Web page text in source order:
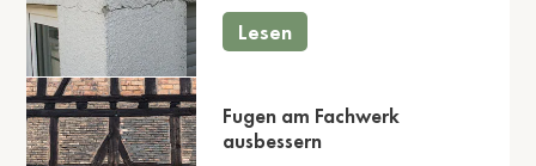
Lesen
Fugen am Fachwerk
ausbessern